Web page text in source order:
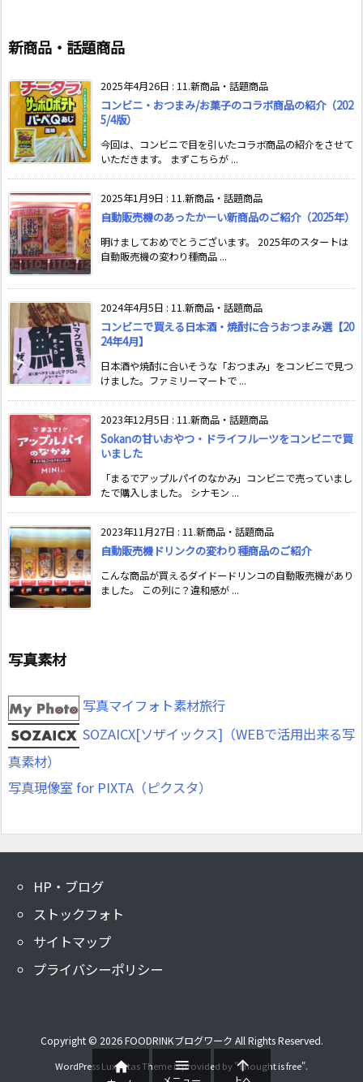
新商品・話題商品
2025年4月26日 : 11.新商品・話題商品
コンビニ・おつまみ/お菓子のコラボ商品の紹介（202
5/4版）
今回は、コンビニで目を引いたコラボ商品の紹介をさせて
いただきます。 まずこちらが ...
2025年1月9日 : 11.新商品・話題商品
自動販売機のあったかーい新商品のご紹介（2025年）
明けましておめでとうございます。 2025年のスタートは
自動販売機の変わり種商品 ...
2024年4月5日 : 11.新商品・話題商品
コンビニで買える日本酒・焼酎に合うおつまみ選【20
24年4月】
日本酒や焼酎に合いそうな「おつまみ」をコンビニで見つ
けました。ファミリーマートで ...
2023年12月5日 : 11.新商品・話題商品
Sokanの甘いおやつ・ドライフルーツをコンビニで買
いました
「まるでアップルパイのなかみ」コンビニで売っていまし
たで購入しました。 シナモン ...
2023年11月27日 : 11.新商品・話題商品
自動販売機ドリンクの変わり種商品のご紹介
こんな商品が買えるダイドードリンコの自動販売機があり
ました。 この列に？違和感が ...
写真素材
写真マイフォト素材旅行
SOZAICX[ソザイックス]（WEBで活用出来る写
真素材）
写真現像室 for PIXTA（ピクスタ）
HP・ブログ
ストックフォト
サイトマップ
プライバシーポリシー
Copyright © 2026FOODRINKブログワーク All Rights Reserved.
WordPress Luxeritas Theme is provided by "Thought is free".
  